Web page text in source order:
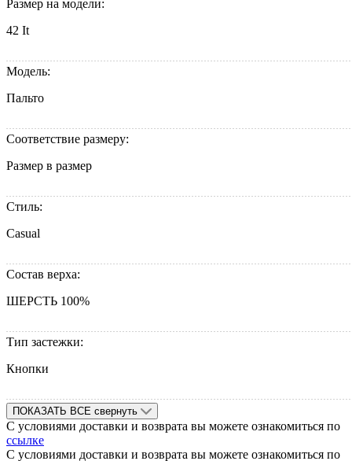
Размер на модели:
42 It
Модель:
Пальто
Соответствие размеру:
Размер в размер
Стиль:
Casual
Состав верха:
ШЕРСТЬ 100%
Тип застежки:
Кнопки
ПОКАЗАТЬ ВСЕ свернуть
С условиями доставки и возврата вы можете ознакомиться по
ссылке
С условиями доставки и возврата вы можете ознакомиться по